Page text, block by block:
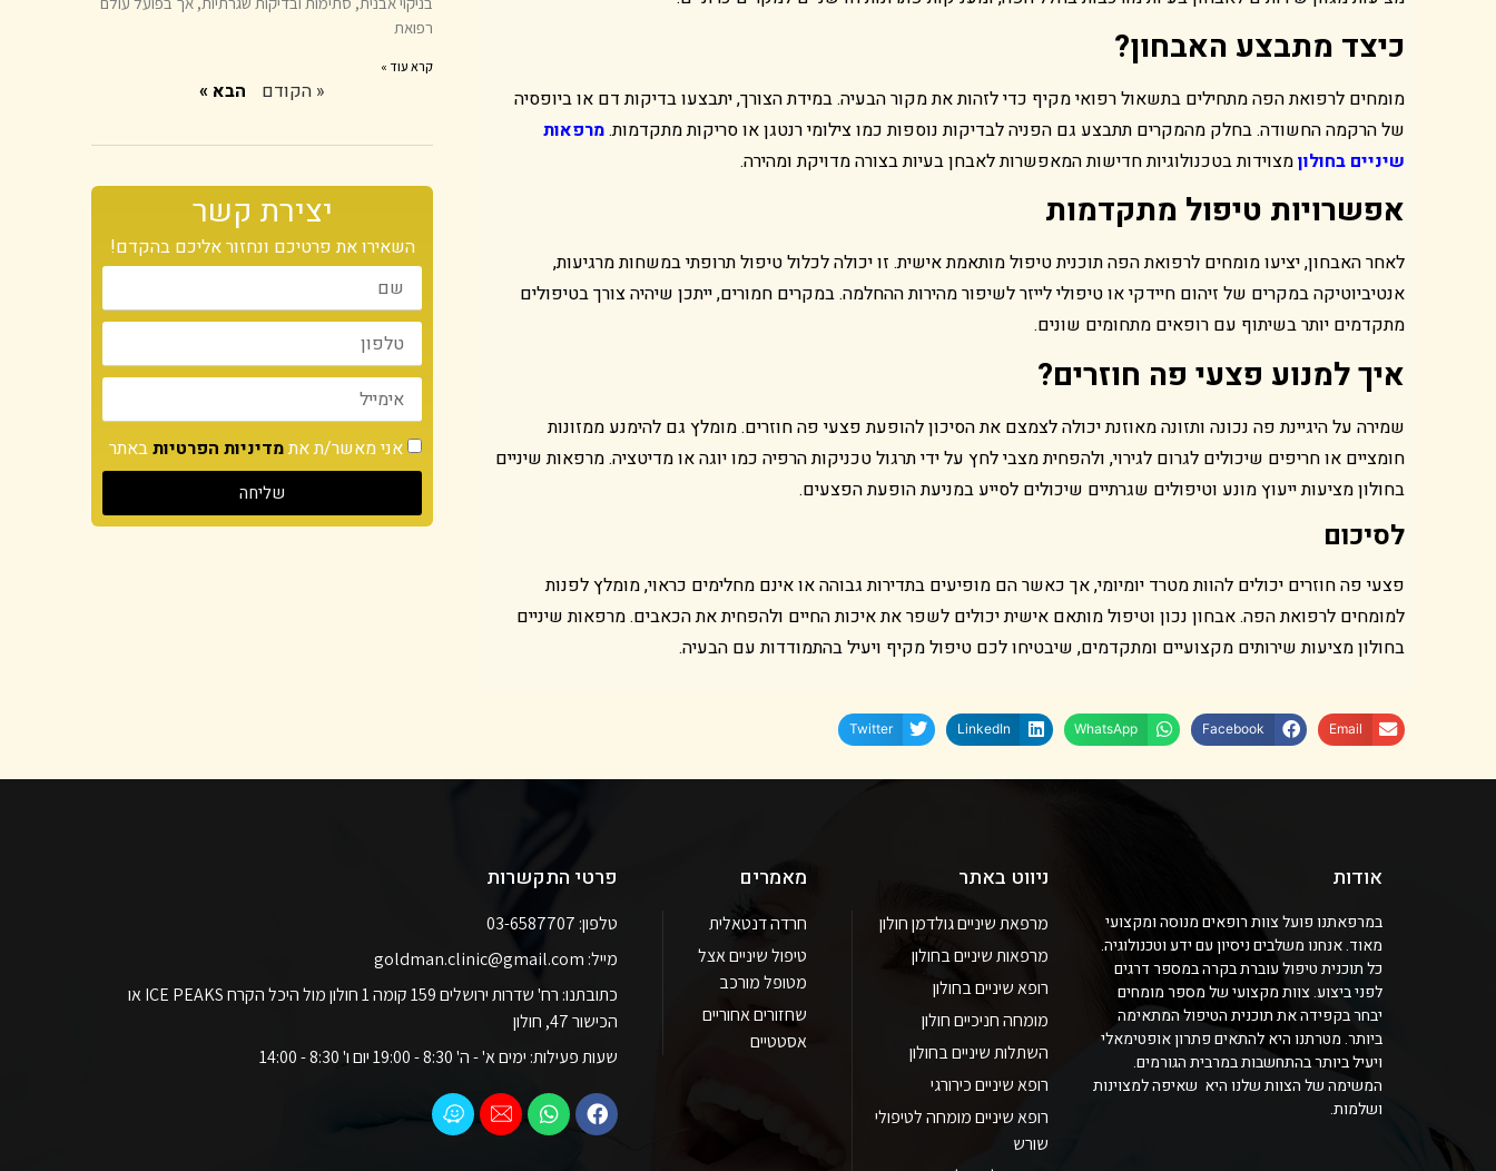
כיצד מתבצע האבחון?
מומחים לרפואת הפה מתחילים בתשאול רפואי מקיף כדי לזהות את מקור הבעיה. במידת הצורך, יתבצעו בדיקות דם או ביופסיה
של הרקמה החשודה. בחלק מהמקרים תתבצע גם הפניה לבדיקות נוספות כמו צילומי רנטגן או סריקות מתקדמות.מרפאות
שיניים בחולוןמצוידות בטכנולוגיות חדישות המאפשרות לאבחן בעיות בצורה מדויקת ומהירה.
אפשרויות טיפול מתקדמות
לאחר האבחון, יציעו מומחים לרפואת הפה תוכנית טיפול מותאמת אישית. זו יכולה לכלול טיפול תרופתי במשחות מרגיעות,
אנטיביוטיקה במקרים של זיהום חיידקי או טיפולי לייזר לשיפור מהירות ההחלמה. במקרים חמורים, ייתכן שיהיה צורך בטיפולים
מתקדמים יותר בשיתוף עם רופאים מתחומים שונים.
איך למנוע פצעי פה חוזרים?
שמירה על היגיינת פה נכונה ותזונה מאוזנת יכולה לצמצם את הסיכון להופעת פצעי פה חוזרים. מומלץ גם להימנע ממזונות
חומציים או חריפים שיכולים לגרום לגירוי, ולהפחית מצבי לחץ על ידי תרגול טכניקות הרפיה כמו יוגה או מדיטציה. מרפאות שיניים
בחולון מציעות ייעוץ מונע וטיפולים שגרתיים שיכולים לסייע במניעת הופעת הפצעים.
לסיכום
פצעי פה חוזרים יכולים להוות מטרד יומיומי, אך כאשר הם מופיעים בתדירות גבוהה או אינם מחלימים כראוי, מומלץ לפנות
למומחים לרפואת הפה. אבחון נכון וטיפול מותאם אישית יכולים לשפר את איכות החיים ולהפחית את הכאבים. מרפאות שיניים
בחולון מציעות שירותים מקצועיים ומתקדמים, שיבטיחו לכם טיפול מקיף ויעיל בהתמודדות עם הבעיה.
Email
Facebook
WhatsApp
LinkedIn
Twitter
רפואת
קרא עוד »
« הקודם הבא »
יצירת קשר
השאירו את פרטיכם ונחזור אליכם בהקדם!
אני מאשר/ת אתמדיניות הפרטיותבאתר
שליחה
אודות
במרפאתנו פועל צוות רופאים מנוסה ומקצועי
מאוד. אנחנו משלבים ניסיון עם ידע וטכנולוגיה.
כל תוכנית טיפול עוברת בקרה במספר דרגים
לפני ביצוע. צוות מקצועי של מספר מומחים
יבחר בקפידה את תוכנית הטיפול המתאימה
ביותר. מטרתנו היא להתאים פתרון אופטימאלי
ויעיל ביותר בהתחשבות במרבית הגורמים.
המשימה של הצוות שלנו היא שאיפה למצוינות
ושלמות.
ניווט באתר
מרפאת שיניים גולדמן חולון
מרפאות שיניים בחולון
רופא שיניים בחולון
מומחה חניכיים חולון
השתלות שיניים בחולון
רופא שיניים כירורגי
רופא שיניים מומחה לטיפולי
שורש
מאמרים
חרדה דנטאלית
טיפול שיניים אצל
מטופל מורכב
שחזורים אחוריים
אסטטיים
פרטי התקשרות
טלפון: 03-6587707
מייל: goldman.clinic@gmail.com
כתובתנו: רח' שדרות ירושלים 159 קומה 1 חולון מול היכל הקרח ICE PEAKS או
הכישור 47, חולון
שעות פעילות: ימים א' - ה' 8:30 - 19:00 יום ו' 8:30 - 14:00